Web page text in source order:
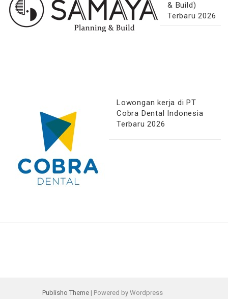
& Build)
Terbaru 2026
Lowongan kerja di PT
Cobra Dental Indonesia
Terbaru 2026
Publisho Theme | Powered by Wordpress